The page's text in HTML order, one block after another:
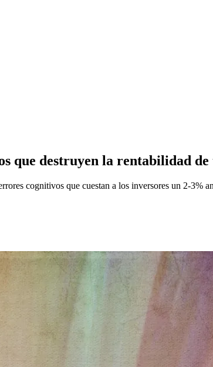
que destruyen la rentabilidad
cognitivos que cuestan a los inversores un 2-3%